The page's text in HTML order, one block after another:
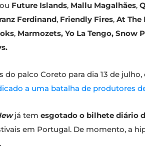
Future Islands, Mallu Magalhães,
Ferdinand, Friendly Fires, At The
, Marmozets, Yo La Tengo, Snow
palco Coreto para dia 13 de
a uma batalha de produtores
já tem esgotado o bilhete diário
em Portugal. De momento, a